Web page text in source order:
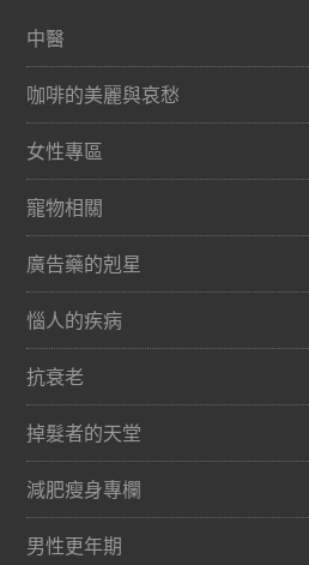
中醫
咖啡的美麗與哀愁
女性專區
寵物相關
廣告藥的剋星
惱人的疾病
抗衰老
掉髮者的天堂
減肥瘦身專欄
男性更年期